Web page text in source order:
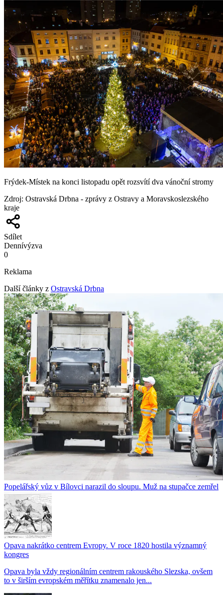
Frýdek-Místek na konci listopadu opět rozsvítí dva vánoční stromy
Zdroj: Ostravská Drbna - zprávy z Ostravy a Moravskoslezského
kraje
Sdílet
Dennívýzva
0
Reklama
Další články z Ostravská Drbna
Popelářský vůz v Bílovci narazil do sloupu. Muž na stupačce zemřel
Opava nakrátko centrem Evropy. V roce 1820 hostila významný
kongres
Opava byla vždy regionálním centrem rakouského Slezska, ovšem
to v širším evropském měřítku znamenalo jen...